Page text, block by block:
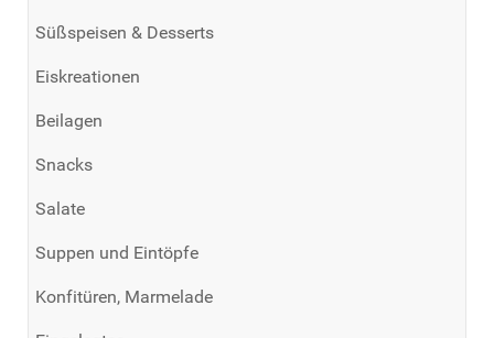
Süßspeisen & Desserts
Eiskreationen
Beilagen
Snacks
Salate
Suppen und Eintöpfe
Konfitüren, Marmelade